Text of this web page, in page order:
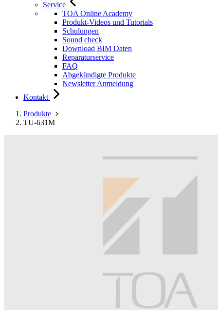
Service
TOA Online Academy
Produkt-Videos und Tutorials
Schulungen
Sound check
Download BIM Daten
Reparaturservice
FAQ
Abgekündigte Produkte
Newsletter Anmeldung
Kontakt
Produkte
TU-631M